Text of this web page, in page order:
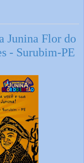
Junina Flor do
- Surubim-PE